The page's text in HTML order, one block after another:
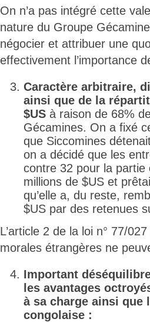
On n’a pas intégré cette
nature du Groupe
négocier et attribuer une
effectivement l’importance
Caractère arbitraire,
ainsi que de la
$US à raison de 68%
Gécamines. On a fixé
que Siccomines
on a décidé que les
contre 32 pour la partie
millions de $US et
qu’elle a, du reste,
$US par des retenues
L’article 2 de la loi n° 77/
morales étrangères ne
Important
les avantages
à sa charge ainsi que
congolaise :